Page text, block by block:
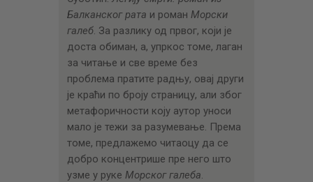
Балканског рата и роман Морски
галеб. За разлику од првог, који је
доста обиман, а, упркос томе, лаган
за читање и све време без
проблема пратите радњу, овај други
је краћи по броју страницу, али због
метафоричности коју аутор уноси
мало је тежи за разумевање. Према
томе, предлажемо читаоцу да се
добро концентрише пре него што
узме у руке Морског галеба.